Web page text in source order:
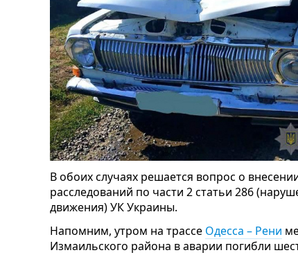
В обоих случаях решается вопрос о
расследований по части 2 статьи 286
движения) УК Украины.
Напомним, утром на трассе Одесса – Рени
Измаильского района в аварии погибли